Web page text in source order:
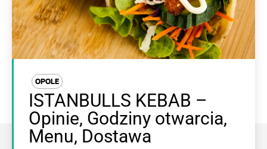
OPOLE
ISTANBULLS KEBAB –
Opinie, Godziny otwarcia,
Menu, Dostawa